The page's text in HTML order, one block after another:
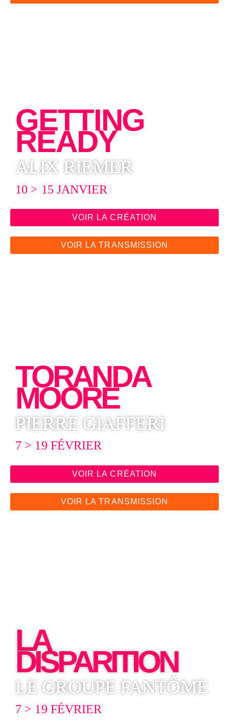
GETTING
READY
ALIX RIEMER
10 > 15 JANVIER
VOIR LA CRÉATION
VOIR LA TRANSMISSION
TORANDA
MOORE
PIERRE GIAFFERI
7 > 19 FÉVRIER
VOIR LA CRÉATION
VOIR LA TRANSMISSION
LA
DISPARITION
LE GROUPE FANTÔME
7 > 19 FÉVRIER